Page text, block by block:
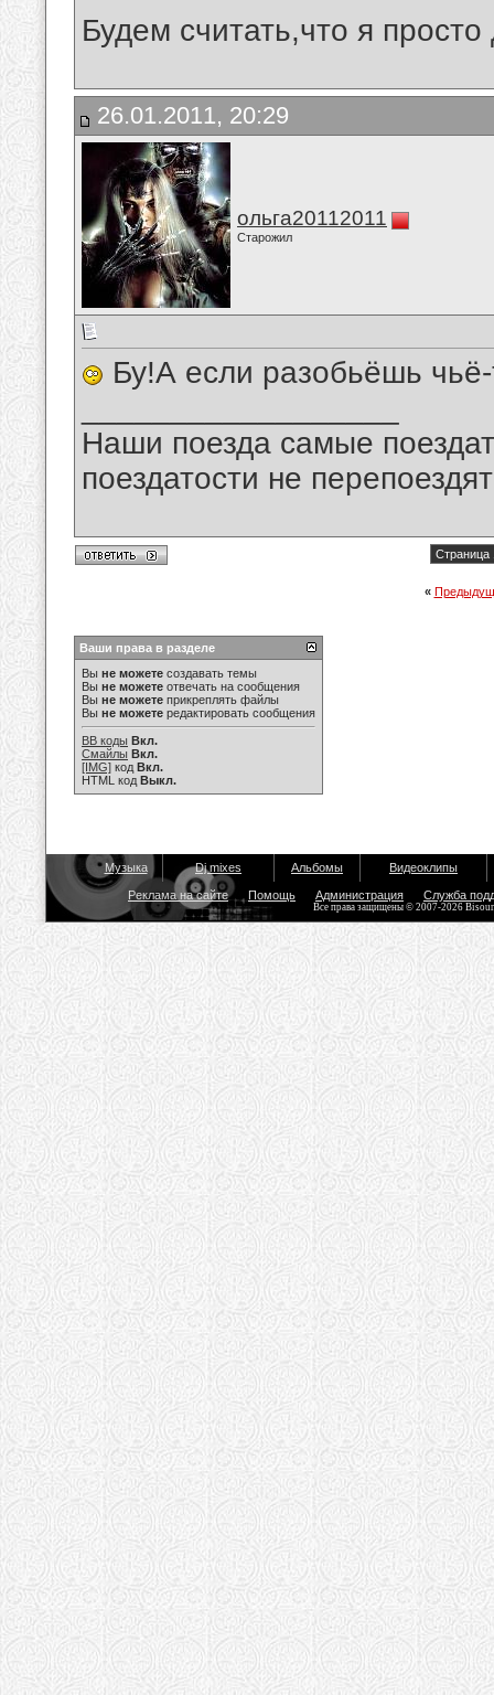
Будем считать,что я просто
26.01.2011, 20:29
ольга20112011
Старожил
Бу!А если разобьёшь
Наши поезда самые
поездатости не
Страница
«
Ваши права в разделе
Вы не можете создавать темы
Вы не можете отвечать на сообщения
Вы не можете прикреплять файлы
Вы не можете редактировать сообщения
BB коды Вкл.
Смайлы Вкл.
[IMG] код Вкл.
HTML код Выкл.
Музыка Dj mixes Альбомы Видеоклипы
Реклама на сайте Помощь Администрация Служба
Все права защищены © 2007-2026